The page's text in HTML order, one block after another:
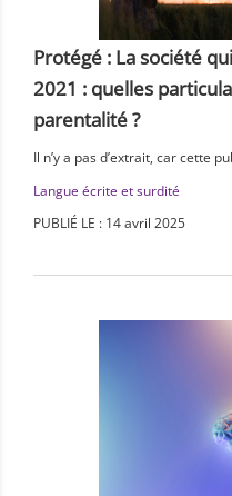
Protégé : La société
2021 : quelles
parentalité ?
Il n’y a pas d’extrait, car cette
Langue écrite et surdité
PUBLIÉ LE : 14 avril 2025